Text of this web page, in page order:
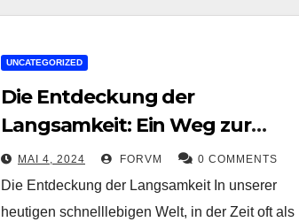
UNCATEGORIZED
Die Entdeckung der
Langsamkeit: Ein Weg zur
inneren Ruhe in einer
hektischen Welt
MAI 4, 2024 FORVM 0 COMMENTS
Die Entdeckung der Langsamkeit In unserer
heutigen schnelllebigen Welt, in der Zeit oft als